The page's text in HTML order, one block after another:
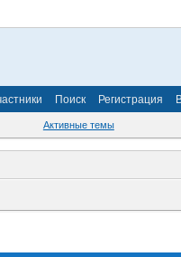
Поиск Регистрация
Активные темы